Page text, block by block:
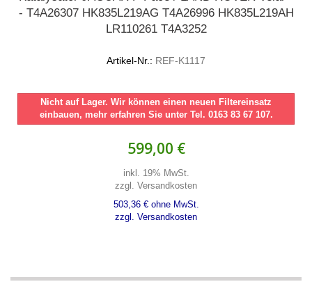
- T4A26307 HK835L219AG T4A26996 HK835L219AH
LR110261 T4A3252
Artikel-Nr.: REF-K1117
Nicht auf Lager. Wir können einen neuen Filtereinsatz
einbauen, mehr erfahren Sie unter Tel. 0163 83 67 107.
599,00 €
inkl. 19% MwSt.
zzgl. Versandkosten
503,36 € ohne MwSt.
zzgl. Versandkosten